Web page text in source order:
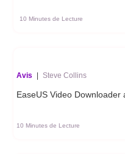
10 Minutes de Lecture
Avis Steve Collins
EaseUS Video
10 Minutes de Lecture